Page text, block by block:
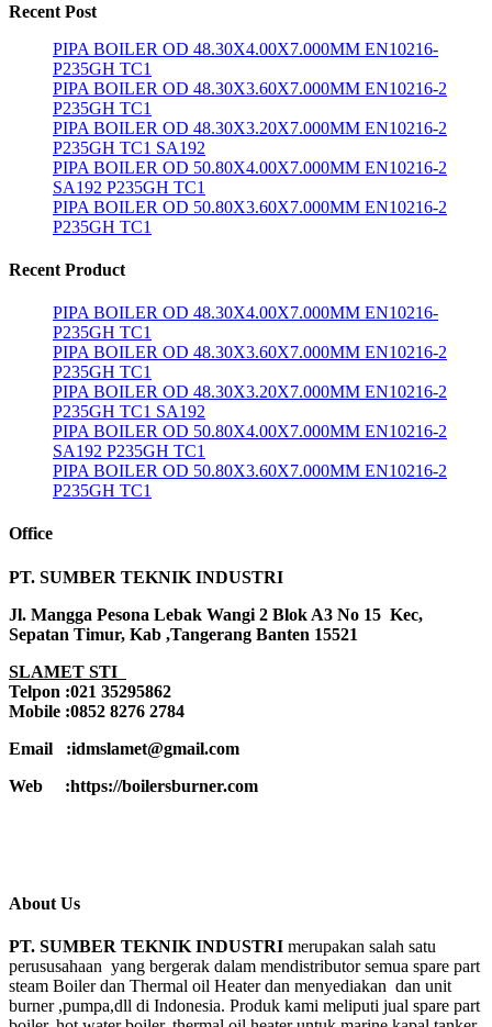
Recent Post
PIPA BOILER OD 48.30X4.00X7.000MM EN10216-
P235GH TC1
PIPA BOILER OD 48.30X3.60X7.000MM EN10216-2
P235GH TC1
PIPA BOILER OD 48.30X3.20X7.000MM EN10216-2
P235GH TC1 SA192
PIPA BOILER OD 50.80X4.00X7.000MM EN10216-2
SA192 P235GH TC1
PIPA BOILER OD 50.80X3.60X7.000MM EN10216-2
P235GH TC1
Recent Product
PIPA BOILER OD 48.30X4.00X7.000MM EN10216-
P235GH TC1
PIPA BOILER OD 48.30X3.60X7.000MM EN10216-2
P235GH TC1
PIPA BOILER OD 48.30X3.20X7.000MM EN10216-2
P235GH TC1 SA192
PIPA BOILER OD 50.80X4.00X7.000MM EN10216-2
SA192 P235GH TC1
PIPA BOILER OD 50.80X3.60X7.000MM EN10216-2
P235GH TC1
Office
PT. SUMBER TEKNIK INDUSTRI
Jl. Mangga Pesona Lebak Wangi 2 Blok A3 No 15 Kec,
Sepatan Timur, Kab ,Tangerang Banten 15521
SLAMET STI
Telpon :021 35295862
Mobile :0852 8276 2784
Email :idmslamet@gmail.com
Web :https://boilersburner.com
About Us
PT. SUMBER TEKNIK INDUSTRI merupakan salah satu
perususahaan yang bergerak dalam mendistributor semua spare part
steam Boiler dan Thermal oil Heater dan menyediakan dan unit
burner ,pumpa,dll di Indonesia. Produk kami meliputi jual spare part